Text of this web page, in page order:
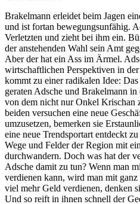
Brakelmann erleidet beim Jagen
und ist fortan bewegungsunfähig.
Verletzten und zieht bei ihm ein.
der anstehenden Wahl sein Amt
Aber der hat ein Ass im Ärmel.
wirtschaftlichen Perspektiven in
kommt zu einer radikalen Idee:
geraten Adsche und Brakelmann
von dem nicht nur Onkel Krischan
beiden versuchen eine neue
umzusetzen, bemerken sie
eine neue Trendsportart entdeckt
Wege und Felder der Region mit
durchwandern. Doch was hat der
Adsche damit zu tun? Wenn man
verdienen kann, wird man mit
viel mehr Geld verdienen, denken
Und so reift in ihnen schnell der